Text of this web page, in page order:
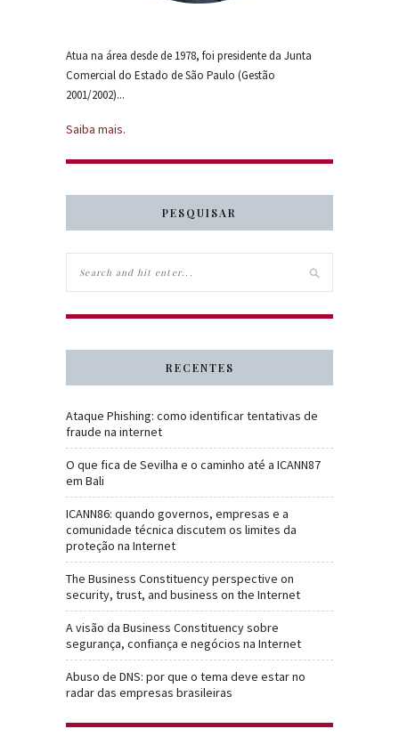
Atua na área desde de 1978, foi presidente da Junta
Comercial do Estado de São Paulo (Gestão
2001/2002)...
Saiba mais.
PESQUISAR
RECENTES
Ataque Phishing: como identificar tentativas de
fraude na internet
O que fica de Sevilha e o caminho até a ICANN87
em Bali
ICANN86: quando governos, empresas e a
comunidade técnica discutem os limites da
proteção na Internet
The Business Constituency perspective on
security, trust, and business on the Internet
A visão da Business Constituency sobre
segurança, confiança e negócios na Internet
Abuso de DNS: por que o tema deve estar no
radar das empresas brasileiras